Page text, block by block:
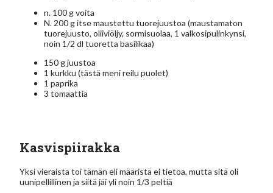
n. 100 g voita
N. 200 g itse maustettu tuorejuustoa (maustamaton
tuorejuusto, oliiviöljy, sormisuolaa, 1 valkosipulinkynsi,
noin 1/2 dl tuoretta basilikaa)
150 g juustoa
1 kurkku (tästä meni reilu puolet)
1 paprika
3 tomaattia
Kasvispiirakka
Yksi vieraista toi tämän eli määristä ei tietoa, mutta sitä oli
uunipellillinen ja siitä jäi yli noin 1/3 peltiä